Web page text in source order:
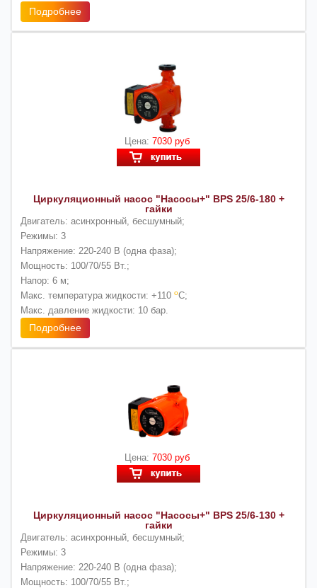
Подробнее
Цена: 7030 руб
Циркуляционный насос "Насосы+" BPS 25/6-180 +
гайки
Двигатель: асинхронный, бесшумный;
Режимы: 3
Напряжение: 220-240 В (одна фаза);
Мощность: 100/70/55 Вт.;
Напор: 6 м;
Макс. температура жидкости: +110 оС;
Макс. давление жидкости: 10 бар.
Подробнее
Цена: 7030 руб
Циркуляционный насос "Насосы+" BPS 25/6-130 +
гайки
Двигатель: асинхронный, бесшумный;
Режимы: 3
Напряжение: 220-240 В (одна фаза);
Мощность: 100/70/55 Вт.;